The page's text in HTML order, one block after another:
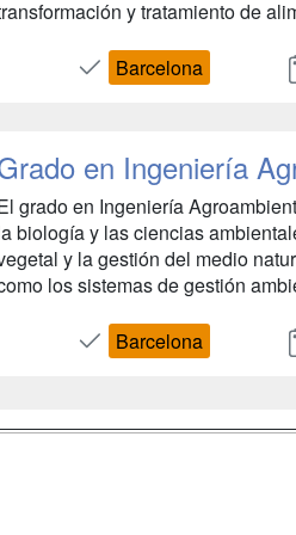
y tratamiento de
Barcelona
en Ingeniería
grado en Ingeniería
biología y las ciencias
y la gestión del medio
los sistemas de gestión
Barcelona